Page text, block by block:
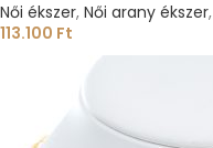
Női ékszer, Női arany ékszer,
113.100 Ft